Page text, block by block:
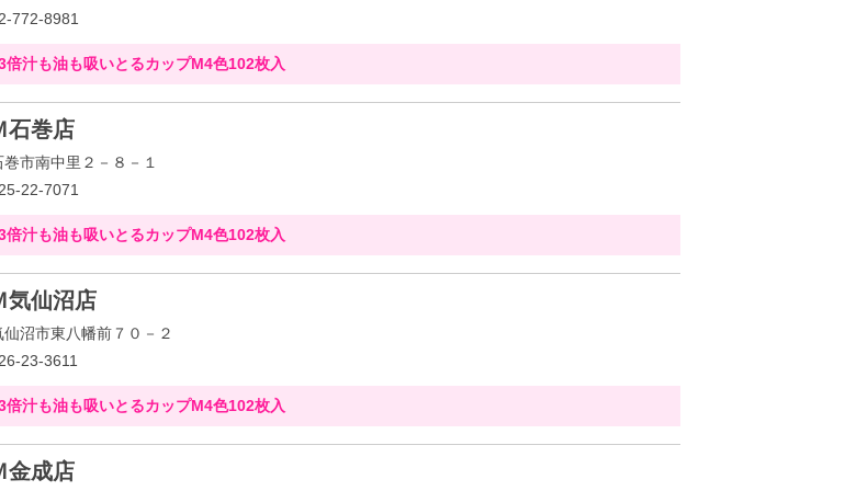
772-8981
倍汁も油も吸いとるカップM4色102枚入
石巻店
市南中里２－８－１
22-7071
倍汁も油も吸いとるカップM4色102枚入
気仙沼店
沼市東八幡前７０－２
23-3611
倍汁も油も吸いとるカップM4色102枚入
金成店